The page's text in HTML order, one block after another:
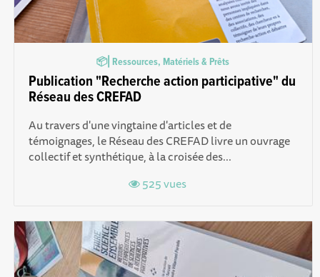
📦⎜Ressources, Matériels & Prêts
Publication "Recherche action participative" du
Réseau des CREFAD
Au travers d'une vingtaine d'articles et de
témoignages, le Réseau des CREFAD livre un ouvrage
collectif et synthétique, à la croisée des...
525 vues